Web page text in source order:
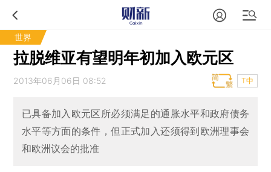
世界
拉脱维亚有望明年初加入欧元区
2013年06月06日 08:52 T中
已具备加入欧元区所必须满足的通胀水平和政府债务
水平等方面的条件，但正式加入还须得到欧洲理事会
和欧洲议会的批准